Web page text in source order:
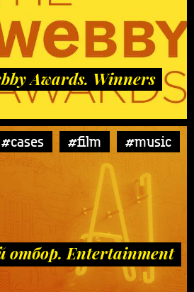
Awards. Winners
#cases #film #music
отбор. Entertainment